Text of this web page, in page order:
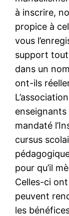
à inscrire,
propice à
vous
support
dans un
ont-ils
enseignants
mandaté
cursus
pour qu’il
Celles-ci
peuvent
les